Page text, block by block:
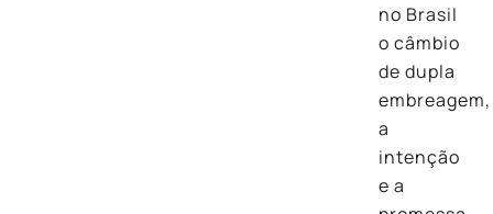
no Brasil
o câmbio
de dupla
embreagem,
a
intenção
e a